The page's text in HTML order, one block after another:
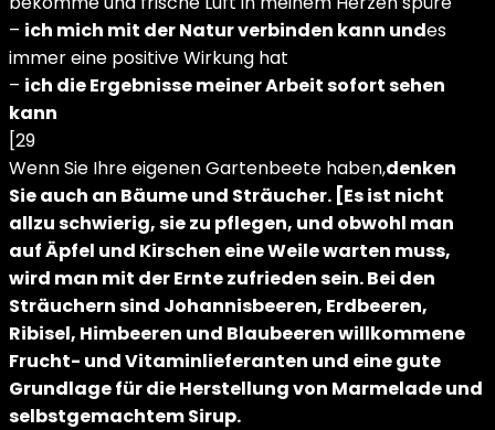
– ich mich mit der Natur verbinden kann undes
immer eine positive Wirkung hat
– ich die Ergebnisse meiner Arbeit sofort sehen
kann
[29
Wenn Sie Ihre eigenen Gartenbeete haben,denken
Sie auch an Bäume und Sträucher. [Es ist nicht
allzu schwierig, sie zu pflegen, und obwohl man
auf Äpfel und Kirschen eine Weile warten muss,
wird man mit der Ernte zufrieden sein. Bei den
Sträuchern sind Johannisbeeren, Erdbeeren,
Ribisel, Himbeeren und Blaubeeren willkommene
Frucht- und Vitaminlieferanten und eine gute
Grundlage für die Herstellung von Marmelade und
selbstgemachtem Sirup.